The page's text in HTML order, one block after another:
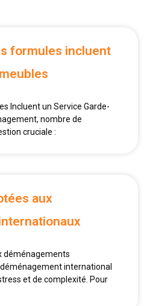
formules incluent
Incluent un Service Garde-
nombre de
cruciale :
aux
déménagements
international
et de complexité. Pour